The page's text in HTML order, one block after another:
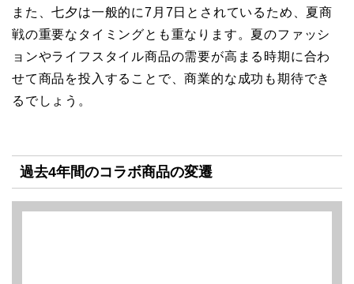
また、七夕は一般的に7月7日とされているため、夏商
戦の重要なタイミングとも重なります。夏のファッシ
ョンやライフスタイル商品の需要が高まる時期に合わ
せて商品を投入することで、商業的な成功も期待でき
るでしょう。
過去4年間のコラボ商品の変遷